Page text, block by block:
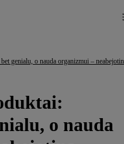
genialu, o nauda organizmui –
o nauda